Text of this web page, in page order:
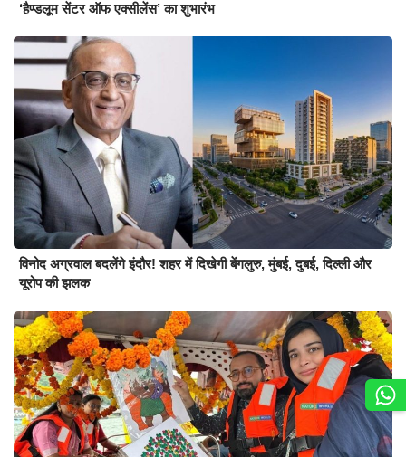
‘हैण्डलूम सेंटर ऑफ एक्सीलेंस’ का शुभारंभ
विनोद अग्रवाल बदलेंगे इंदौर! शहर में दिखेगी बेंगलुरु, मुंबई, दुबई, दिल्ली और
यूरोप की झलक